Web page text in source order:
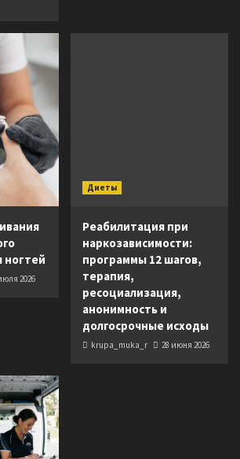
ногтей
2026
Диеты
Реабилитация при
наркозависимости:
программы 12 шагов,
терапия,
ресоциализация,
анонимность и
долгосрочные исходы
krupa_muka_r 28 июня 2026